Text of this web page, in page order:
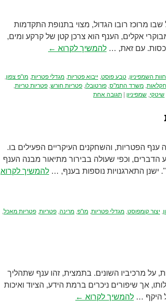
מרוכז רובו הגדול, מצוי בתנופת התקדמות
אקלים, הענף הוא צרכן קטן של קרקע ומים,
עם זאת, … להמשיך לקרוא ←
חוות השמפיניון, טבע פוסט, ייבוא פטריות, מגדלי פטריות, מו"פ צפון,
, משרד התמ"ס, פורטובלו, פטריות חורש, פטריות טריות,
שיטקי, שמפיניון תגובה אחת
הפטריות, והשחקנים העיקריים הפעילים בו.
הדברים, וכפי שעולה בבירור מתיאור מבנה הענף
ישנן התארגנויות נוספות בענף, … להמשיך לקרוא
, יצור קומפוסט, מגדלי פטריות, מו"פ, מרינה, פטריות, פטריות מאכל,
על מרכיביו השונים. בתמצית, זהו ענף שתהליך
אך שיפורים ניכרים ברמת הידע, הציוד ואיכות
היקף … להמשיך לקרוא ←